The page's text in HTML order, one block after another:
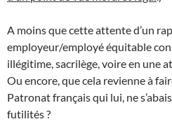
A moins que cette attente d’un
employeur/employé équitable
illégitime, sacrilège, voire en une
Ou encore, que cela revienne à
Patronat français qui lui, ne
futilités ?